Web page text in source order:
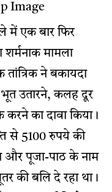
में एक बार फिर
मामला
ने बकायदा
भूत उतारने, कलह दूर
करने का दावा किया।
से 5100 रुपये की
और पूजा-पाठ के नाम
की बलि दे रहा था।